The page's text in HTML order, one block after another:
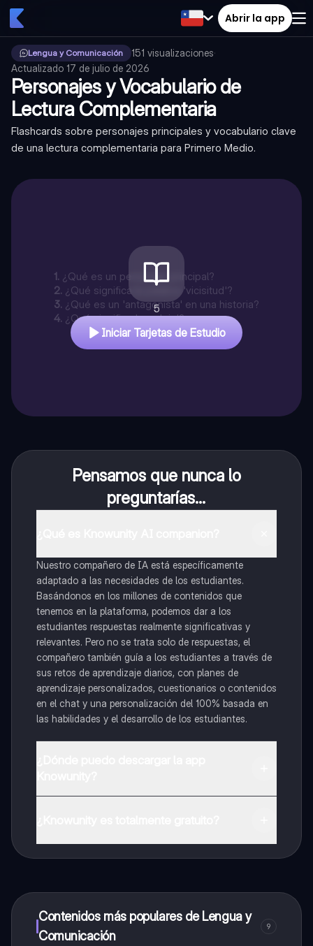
Abrir la app
Lengua y Comunicación 151 visualizaciones·
Actualizado 17 de julio de 2026
Personajes y Vocabulario de
Lectura Complementaria
Flashcards sobre personajes principales y vocabulario clave
de una lectura complementaria para Primero Medio.
1. ¿Qué es un personaje principal?
2. ¿Qué significa la palabra 'vicisitud'?
3. ¿Qué es un 'antagonista' en una historia?
4. ¿Qué significa 'perplejo'?
5
Iniciar Tarjetas de Estudio
Pensamos que nunca lo
preguntarías...
Nuestro compañero de IA está específicamente
adaptado a las necesidades de los estudiantes.
Basándonos en los millones de contenidos que
tenemos en la plataforma, podemos dar a los
estudiantes respuestas realmente significativas y
relevantes. Pero no se trata solo de respuestas, el
compañero también guía a los estudiantes a través de
sus retos de aprendizaje diarios, con planes de
aprendizaje personalizados, cuestionarios o contenidos
en el chat y una personalización del 100% basada en
las habilidades y el desarrollo de los estudiantes.
a determinadas funciones.
Contenidos más populares de Lengua y
Comunicación
9